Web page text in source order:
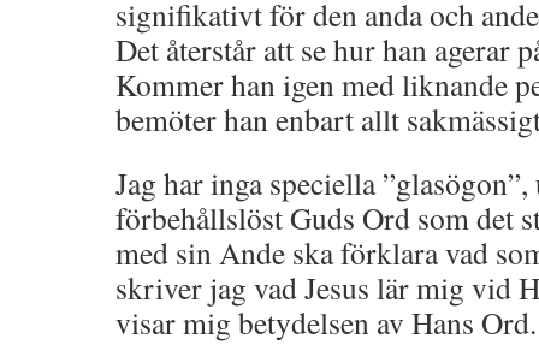
signifikativt för den anda och
Det återstår att se hur han agerar
Kommer han igen med liknande
bemöter han enbart allt
Jag har inga speciella
förbehållslöst Guds Ord som det
med sin Ande ska förklara vad
skriver jag vad Jesus lär mig vid
visar mig betydelsen av Hans